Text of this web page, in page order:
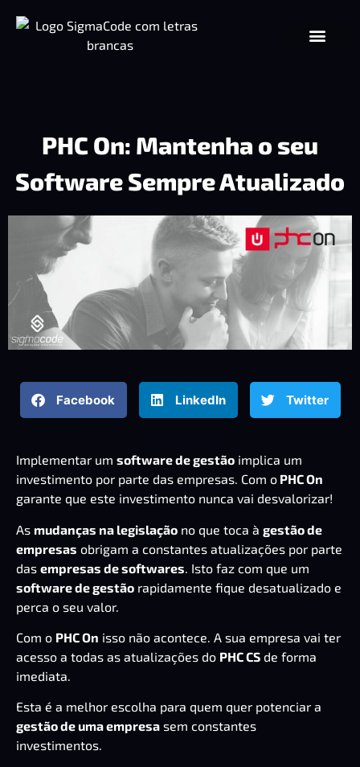
PHC On: Mantenha o seu
Software Sempre Atualizado
Facebook LinkedIn Twitter
Implementar um software de gestão implica um
investimento por parte das empresas. Com o PHC On
garante que este investimento nunca vai desvalorizar!
As mudanças na legislação no que toca à gestão de
empresas obrigam a constantes atualizações por parte
das empresas de softwares . Isto faz com que um
software de gestão rapidamente fique desatualizado e
perca o seu valor.
Com o PHC On isso não acontece. A sua empresa vai ter
acesso a todas as atualizações do PHC CS de forma
imediata.
Esta é a melhor escolha para quem quer potenciar a
gestão de uma empresa sem constantes
investimentos.